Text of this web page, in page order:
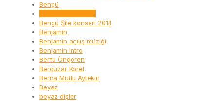
Bengü
Bengü Şile konseri 2014
Benjamin
Benjamin açılış müziği
Benjamin intro
Berfu Öngören
Bergüzar Korel
Berna Mutlu Aytekin
Beyaz
beyaz dişler